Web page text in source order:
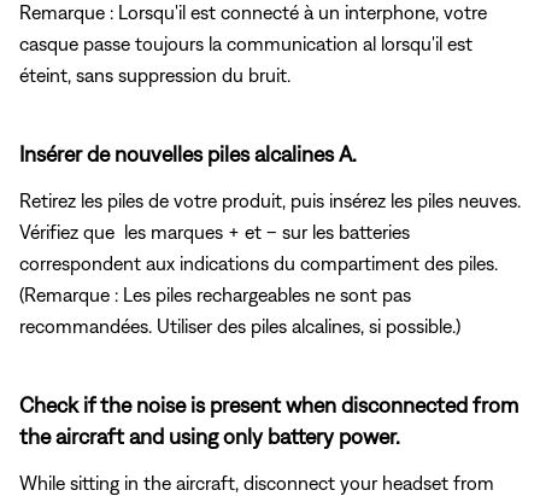
Remarque : Lorsqu'il est connecté à un interphone, votre
casque passe toujours la communication al lorsqu'il est
éteint, sans suppression du bruit.
Insérer de nouvelles piles alcalines A.
Retirez les piles de votre produit, puis insérez les piles neuves.
Vérifiez que
les marques + et – sur les batteries
correspondent aux indications du compartiment des piles.
(Remarque : Les piles rechargeables ne sont pas
recommandées. Utiliser des piles alcalines, si possible.)
Check if the noise is present when disconnected from
the aircraft and using only battery power.
While sitting in the aircraft, disconnect your headset from